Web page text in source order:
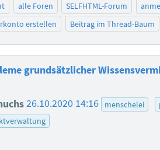
alle Foren SELFHTML-Forum
erstellen
Beitrag im Thread-Baum
grundsätzlicher
26.10.2020 14:16 menschelei